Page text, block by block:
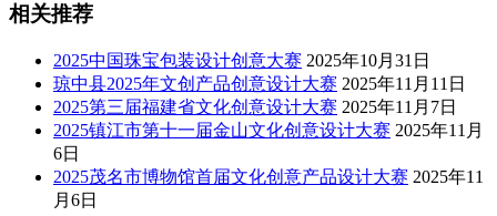
相关推荐
2025中国珠宝包装设计创意大赛 2025年10月31日
琼中县2025年文创产品创意设计大赛 2025年11月11日
2025第三届福建省文化创意设计大赛 2025年11月7日
2025镇江市第十一届金山文化创意设计大赛 2025年11月
6日
2025茂名市博物馆首届文化创意产品设计大赛 2025年11
月6日